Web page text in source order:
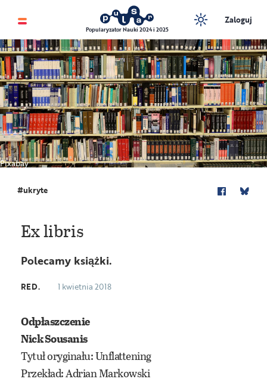
Popularyzator Nauki 2024 i 2025
Zaloguj
Pixabay
ukryte
Ex libris
Polecamy książki.
RED. 1 kwietnia 2018
Odpłaszczenie
Nick Sousanis
Tytuł oryginału: Unflattening
Przekład: Adrian Markowski